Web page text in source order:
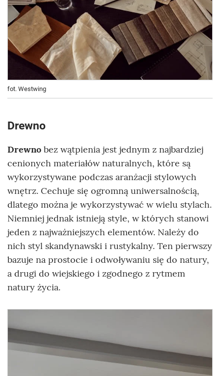
fot. Westwing
Drewno
Drewno bez wątpienia jest jednym z najbardziej
cenionych materiałów naturalnych, które są
wykorzystywane podczas aranżacji stylowych
wnętrz. Cechuje się ogromną uniwersalnością,
dlatego można je wykorzystywać w wielu stylach.
Niemniej jednak istnieją style, w których stanowi
jeden z najważniejszych elementów. Należy do
nich styl skandynawski i rustykalny. Ten pierwszy
bazuje na prostocie i odwoływaniu się do natury,
a drugi do wiejskiego i zgodnego z rytmem
natury życia.